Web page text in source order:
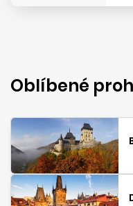
Oblíbené